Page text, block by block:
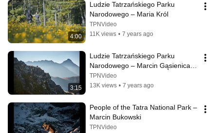
4:00
Ludzie Tatrzańskiego Parku
Narodowego – Maria Król
TPNVideo
11K views • 7 years ago
3:15
Ludzie Tatrzańskiego Parku
Narodowego – Marcin Gąsienica-
Kotelnicki
TPNVideo
13K views • 7 years ago
People of the Tatra National Park –
Marcin Bukowski
TPNVideo